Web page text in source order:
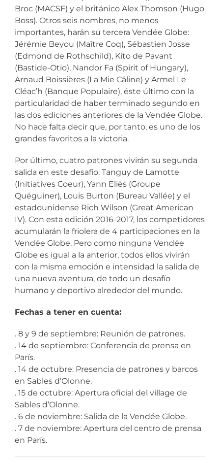
Broc (MACSF) y el británico Alex Thomson (Hugo
Boss). Otros seis nombres, no menos
importantes, harán su tercera Vendée Globe:
Jérémie Beyou (Maître Coq), Sébastien Josse
(Edmond de Rothschild), Kito de Pavant
(Bastide-Otio), Nandor Fa (Spirit of Hungary),
Arnaud Boissières (La Mie Câline) y Armel Le
Cléac’h (Banque Populaire), éste último con la
particularidad de haber terminado segundo en
las dos ediciones anteriores de la Vendée Globe.
No hace falta decir que, por tanto, es uno de los
grandes favoritos a la victoria.
Por último, cuatro patrones vivirán su segunda
salida en este desafío: Tanguy de Lamotte
(Initiatives Coeur), Yann Eliès (Groupe
Quéguiner), Louis Burton (Bureau Vallée) y el
estadounidense Rich Wilson (Great American
IV). Con esta edición 2016-2017, los competidores
acumularán la friolera de 4 participaciones en la
Vendée Globe. Pero como ninguna Vendée
Globe es igual a la anterior, todos ellos vivirán
con la misma emoción e intensidad la salida de
una nueva aventura, de todo un desafío
humano y deportivo alrededor del mundo.
Fechas a tener en cuenta:
. 8 y 9 de septiembre: Reunión de patrones.
. 14 de septiembre: Conferencia de prensa en
París.
. 14 de octubre: Presencia de patrones y barcos
en Sables d’Olonne.
. 15 de octubre: Apertura oficial del village de
Sables d’Olonne.
. 6 de noviembre: Salida de la Vendée Globe.
. 7 de noviembre: Apertura del centro de prensa
en París.